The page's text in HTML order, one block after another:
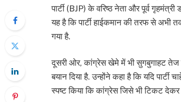
पार्टी (BJP) के वरिष्ठ नेता और पूर्व
यह है कि पार्टी हाईकमान की तरफ से अभी
गया है.
दूसरी ओर, कांग्रेस खेमे में भी सुगबुगाहट तेज
बयान दिया है. उन्होंने कहा है कि यदि
स्पष्ट किया कि कांग्रेस जिसे भी टिकट